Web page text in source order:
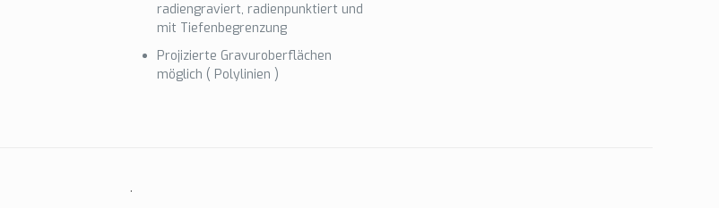
radiengraviert, radienpunktiert und
mit Tiefenbegrenzung
Projizierte Gravuroberflächen
möglich ( Polylinien )
.